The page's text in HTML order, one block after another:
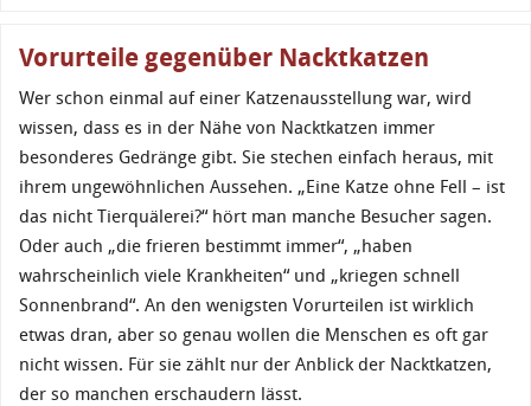
Vorurteile gegenüber Nacktkatzen
Wer schon einmal auf einer Katzenausstellung war, wird
wissen, dass es in der Nähe von Nacktkatzen immer
besonderes Gedränge gibt. Sie stechen einfach heraus, mit
ihrem ungewöhnlichen Aussehen. „Eine Katze ohne Fell – ist
das nicht Tierquälerei?“ hört man manche Besucher sagen.
Oder auch „die frieren bestimmt immer“, „haben
wahrscheinlich viele Krankheiten“ und „kriegen schnell
Sonnenbrand“. An den wenigsten Vorurteilen ist wirklich
etwas dran, aber so genau wollen die Menschen es oft gar
nicht wissen. Für sie zählt nur der Anblick der Nacktkatzen,
der so manchen erschaudern lässt.